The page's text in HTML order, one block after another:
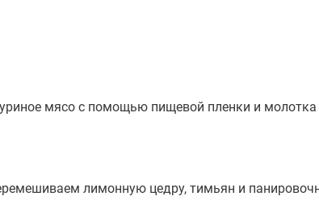
мясо с помощью пищевой пленки и
лимонную цедру, тимьян и